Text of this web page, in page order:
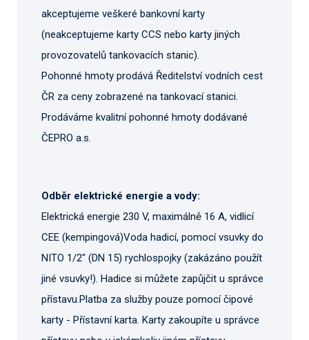
akceptujeme veškeré bankovní karty
(neakceptujeme karty CCS nebo karty jiných
provozovatelů tankovacích stanic).
Pohonné hmoty prodává Ředitelství vodních cest
ČR za ceny zobrazené na tankovací stanici.
Prodáváme kvalitní pohonné hmoty dodávané
ČEPRO a.s.
Odběr elektrické energie a vody:
Elektrická energie 230 V, maximálně 16 A, vidlicí
CEE (kempingová)Voda hadicí, pomocí vsuvky do
NITO 1/2" (DN 15) rychlospojky (zakázáno použít
jiné vsuvky!). Hadice si můžete zapůjčit u správce
přístavu.Platba za služby pouze pomocí čipové
karty - Přístavní karta. Karty zakoupíte u správce